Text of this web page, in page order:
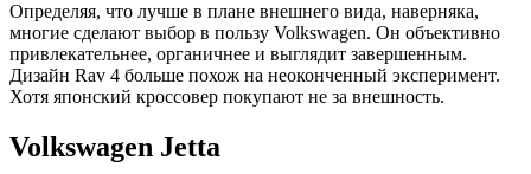
Определяя, что лучше в плане внешнего вида, наверняка,
многие сделают выбор в пользу Volkswagen. Он объективно
привлекательнее, органичнее и выглядит завершенным.
Дизайн Rav 4 больше похож на неоконченный эксперимент.
Хотя японский кроссовер покупают не за внешность.
Volkswagen Jetta